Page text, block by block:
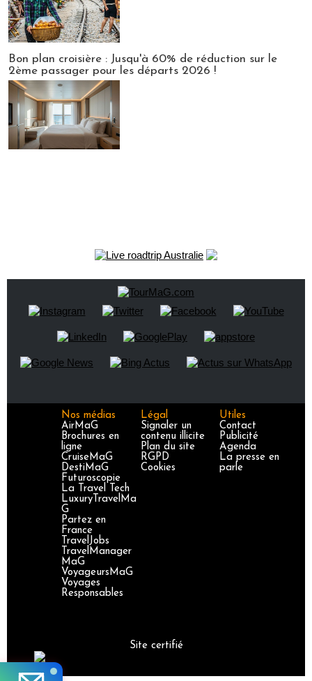
Bon plan croisière : Jusqu'à 60% de réduction sur le
2ème passager pour les départs 2026 !
Nos médias
AirMaG
Brochures en
ligne
CruiseMaG
DestiMaG
Futuroscopie
La Travel Tech
LuxuryTravelMa
G
Partez en
France
TravelJobs
TravelManager
MaG
VoyageursMaG
Voyages
Responsables
Légal
Signaler un
contenu illicite
Plan du site
RGPD
Cookies
Utiles
Contact
Publicité
Agenda
La presse en
parle
Site certifié